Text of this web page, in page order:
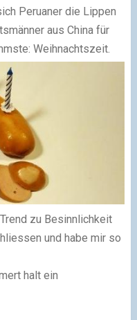
Peruaner die Lippen
aus China für
Weihnachtszeit.
zu Besinnlichkeit
und habe mir so
halt ein